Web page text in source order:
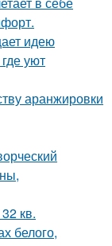
идею
уют
аранжировки
кв.
белого,